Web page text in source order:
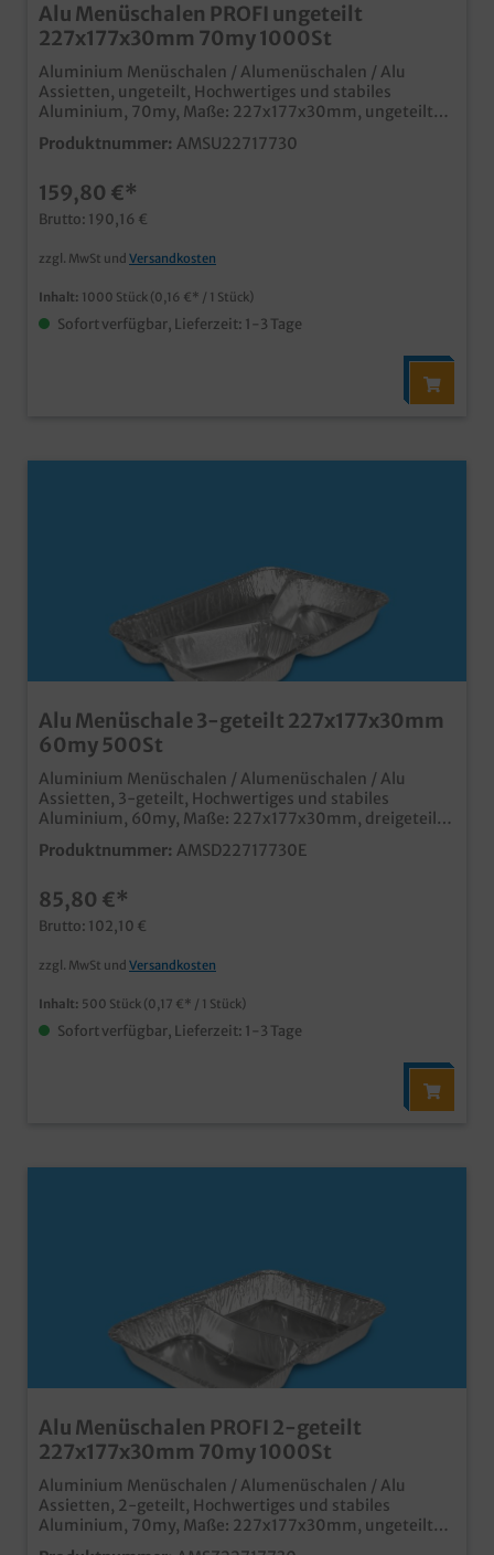
Alu Menüschalen PROFI ungeteilt
227x177x30mm 70my 1000St
Aluminium Menüschalen / Alumenüschalen / Alu
Assietten, ungeteilt, Hochwertiges und stabiles
Aluminium, 70my, Maße: 227x177x30mm, ungeteilt
1000 Stück im Karton Ideal für den professionellen
Einsatz in Menüdienst und Gastroservice passende
erhältlich Maschinenfest und stapelbar
Produktnummer: AMSU22717730
159,80 €*
Brutto: 190,16 €
zzgl. MwSt und Versandkosten
Inhalt: 1000 Stück (0,16 €* / 1 Stück)
Sofort verfügbar, Lieferzeit: 1-3 Tage
Alu Menüschale 3-geteilt 227x177x30mm
60my 500St
Aluminium Menüschalen / Alumenüschalen / Alu
Assietten, 3-geteilt, Hochwertiges und stabiles
Aluminium, 60my, Maße: 227x177x30mm, dreigeteilt
500 Stück im Karton Ideal für den Einsatz in
Gastronomie, Imbiss und Außerhaus Geschäft schnelles
sicherer Transport (stapelbar) mit passendem
Aluminiumdeckel oder Klarsicht Schnappdeckel
verschließbar
Produktnummer: AMSD22717730E
85,80 €*
Brutto: 102,10 €
zzgl. MwSt und Versandkosten
Inhalt: 500 Stück (0,17 €* / 1 Stück)
Sofort verfügbar, Lieferzeit: 1-3 Tage
Alu Menüschalen PROFI 2-geteilt
227x177x30mm 70my 1000St
Aluminium Menüschalen / Alumenüschalen / Alu
Assietten, 2-geteilt, Hochwertiges und stabiles
Aluminium, 70my, Maße: 227x177x30mm, ungeteilt
1000 Stück im Karton Ideal für den professionellen